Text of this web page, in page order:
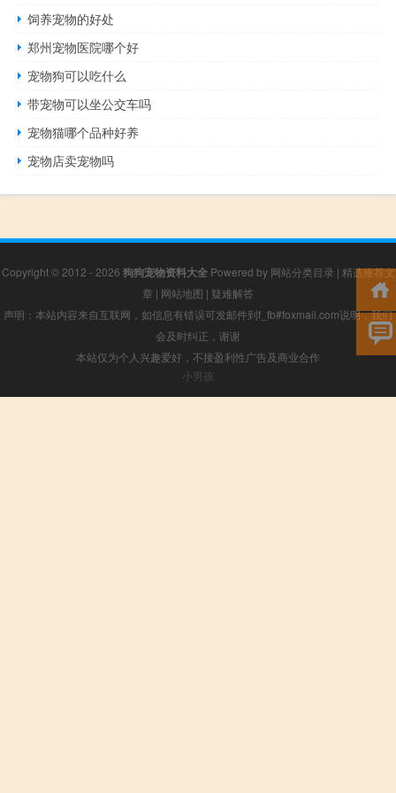
饲养宠物的好处
郑州宠物医院哪个好
宠物狗可以吃什么
带宠物可以坐公交车吗
宠物猫哪个品种好养
宠物店卖宠物吗
Copyright © 2012 - 2026 狗狗宠物资料大全Powered by 网站分类目录 | 精选推荐文
章 | 网站地图 | 疑难解答
声明：本站内容来自互联网，如信息有错误可发邮件到f_fb#foxmail.com说明，我们
会及时纠正，谢谢
本站仅为个人兴趣爱好，不接盈利性广告及商业合作
小男孩